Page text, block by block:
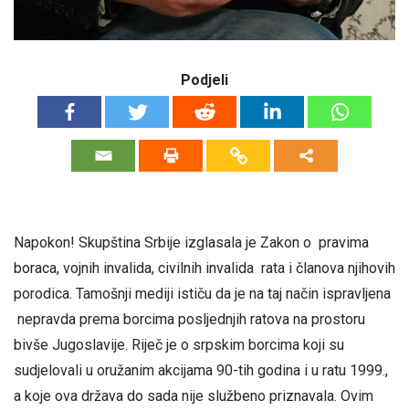
Podjeli
Napokon! Skupština Srbije izglasala je Zakon o pravima
boraca, vojnih invalida, civilnih invalida rata i članova njihovih
porodica. Tamošnji mediji ističu da je na taj način ispravljena
nepravda prema borcima posljednjih ratova na prostoru
bivše Jugoslavije. Riječ je o srpskim borcima koji su
sudjelovali u oružanim akcijama 90-tih godina i u ratu 1999.,
a koje ova država do sada nije službeno priznavala. Ovim